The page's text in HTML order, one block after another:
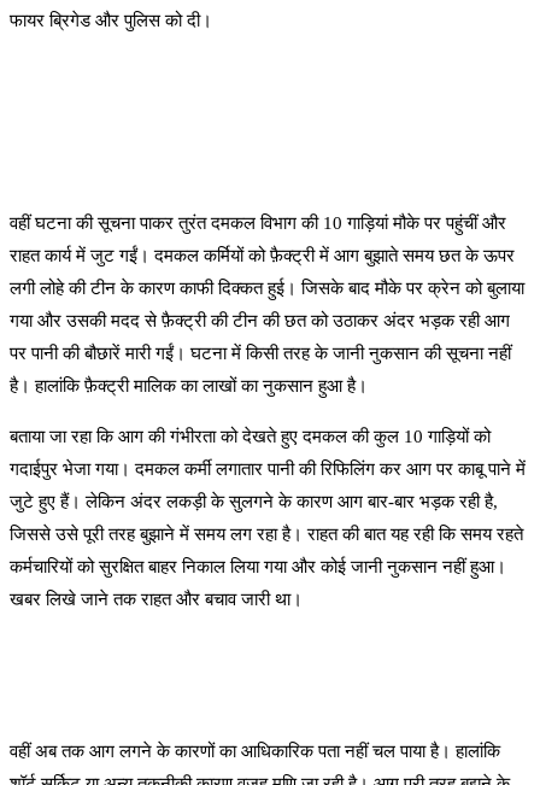
फायर ब्रिगेड और पुलिस को दी।
वहीं घटना की सूचना पाकर तुरंत दमकल विभाग की 10 गाड़ियां मौके पर पहुंचीं और
राहत कार्य में जुट गईं। दमकल कर्मियों को फ़ैक्ट्री में आग बुझाते समय छत के ऊपर
लगी लोहे की टीन के कारण काफी दिक्कत हुई। जिसके बाद मौके पर क्रेन को बुलाया
गया और उसकी मदद से फ़ैक्ट्री की टीन की छत को उठाकर अंदर भड़क रही आग
पर पानी की बौछारें मारी गईं। घटना में किसी तरह के जानी नुकसान की सूचना नहीं
है। हालांकि फ़ैक्ट्री मालिक का लाखों का नुकसान हुआ है।
बताया जा रहा कि आग की गंभीरता को देखते हुए दमकल की कुल 10 गाड़ियों को
गदाईपुर भेजा गया। दमकल कर्मी लगातार पानी की रिफिलिंग कर आग पर काबू पाने में
जुटे हुए हैं। लेकिन अंदर लकड़ी के सुलगने के कारण आग बार-बार भड़क रही है,
जिससे उसे पूरी तरह बुझाने में समय लग रहा है। राहत की बात यह रही कि समय रहते
कर्मचारियों को सुरक्षित बाहर निकाल लिया गया और कोई जानी नुकसान नहीं हुआ।
खबर लिखे जाने तक राहत और बचाव जारी था।
वहीं अब तक आग लगने के कारणों का आधिकारिक पता नहीं चल पाया है। हालांकि